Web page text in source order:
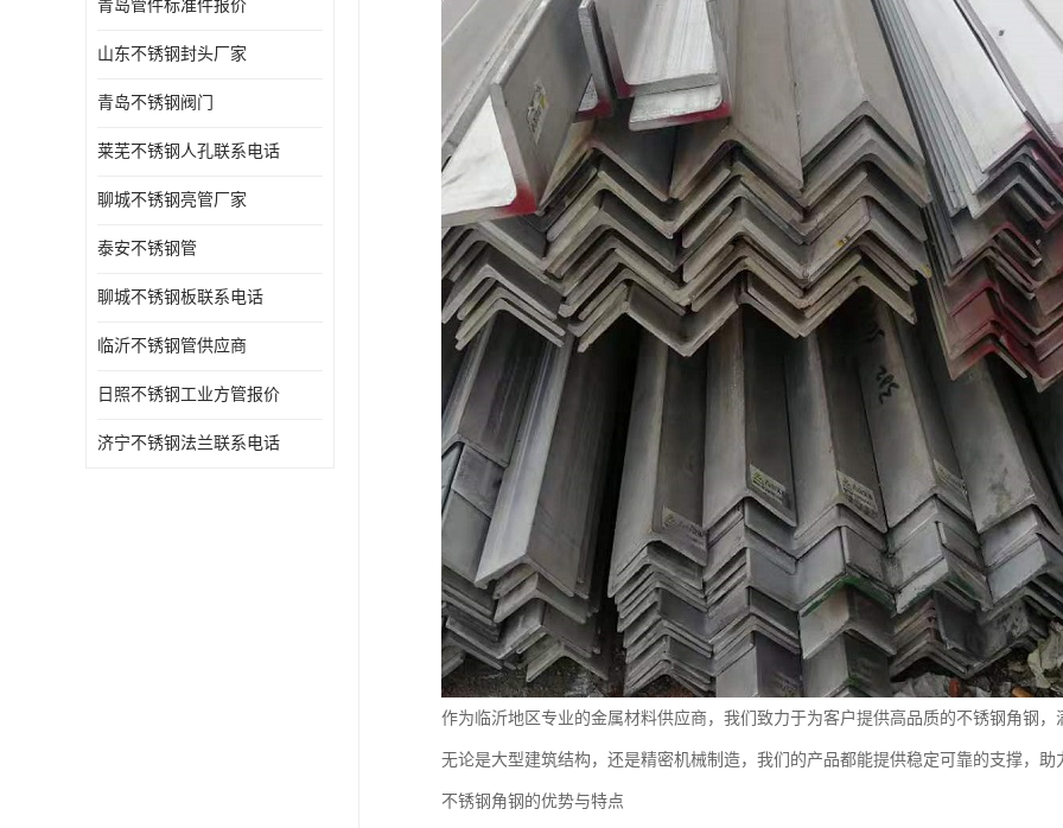
青岛管件标准件报价
山东不锈钢封头厂家
青岛不锈钢阀门
莱芜不锈钢人孔联系电话
聊城不锈钢亮管厂家
泰安不锈钢管
聊城不锈钢板联系电话
临沂不锈钢管供应商
日照不锈钢工业方管报价
济宁不锈钢法兰联系电话
作为临沂地区专业的金属材料供应商，我们致力于为客户提供高品质的不锈钢角钢，
无论是大型建筑结构，还是精密机械制造，我们的产品都能提供稳定可靠的支撑，助
不锈钢角钢的优势与特点